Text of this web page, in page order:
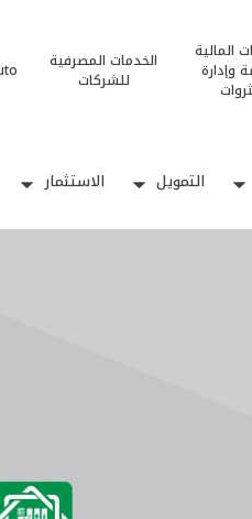
المالية
وإدارة
الخدمات المصرفية
للشركات
التمويل الاستثمار